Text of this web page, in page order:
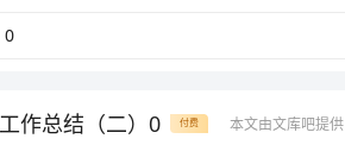
作总结（二）0 付费 本文由文库吧提供